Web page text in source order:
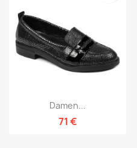
Damen...
71 €